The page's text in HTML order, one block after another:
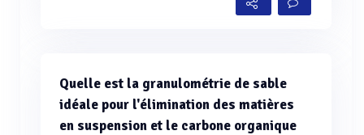
Quelle est la granulométrie de sable
idéale pour l'élimination des matières
en suspension et le carbone organique